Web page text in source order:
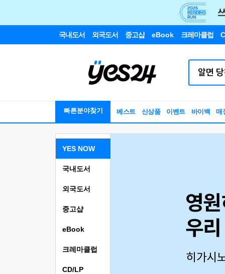
국내도서 외국도서 중고샵 eBook 크레마클럽
빠른분야찾기 베스트 신상품 이벤트 바이백 매
YES NOW
국내도서
외국도서
중고샵
eBook
크레마클럽
CD/LP